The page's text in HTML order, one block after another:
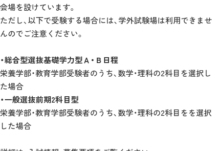
会場を設けています。
ただし、以下で受験する場合には、学外試験場は利用できませ
んのでご注意ください。
・総合型選抜基礎学力型Ａ・Ｂ日程
栄養学部・教育学部受験者のうち、数学・理科の2科目を選択し
た場合
・一般選抜前期2科目型
栄養学部・教育学部受験者のうち、数学・理科の2科目をを選択
した場合